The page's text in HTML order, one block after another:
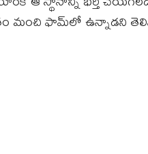
మంచి ఫామ్‌లో ఉన్నాడని